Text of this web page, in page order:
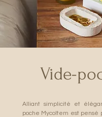
Vide-
Alliant simplicité et
poche MycoItem est pensé